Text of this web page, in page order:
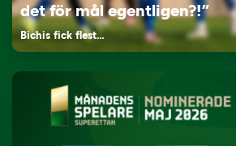
det för mål egentligen?!”
Bichis fick flest…